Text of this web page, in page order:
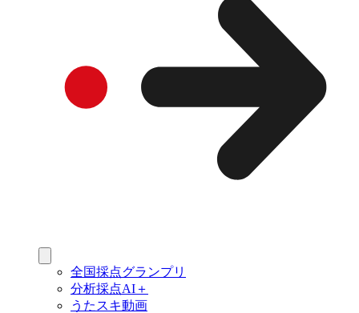
全国採点グランプリ
分析採点AI＋
うたスキ動画